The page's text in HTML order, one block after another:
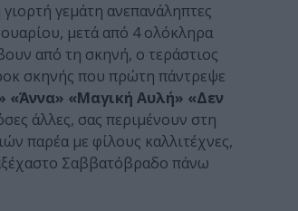
γεμάτη ανεπανάληπτες
μετά από 4 ολόκληρα
από τη σκηνή, ο τεράστιος
σκηνής που πρώτη πάντρεψε
«Άννα» «Μαγική Αυλή» «Δεν
άλλες, σας περιμένουν στη
παρέα με φίλους καλλιτέχνες,
Σαββατόβραδο πάνω